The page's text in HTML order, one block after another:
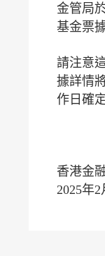
金管局
基金票
請注意
據詳情
作日確
香港金
2025年2